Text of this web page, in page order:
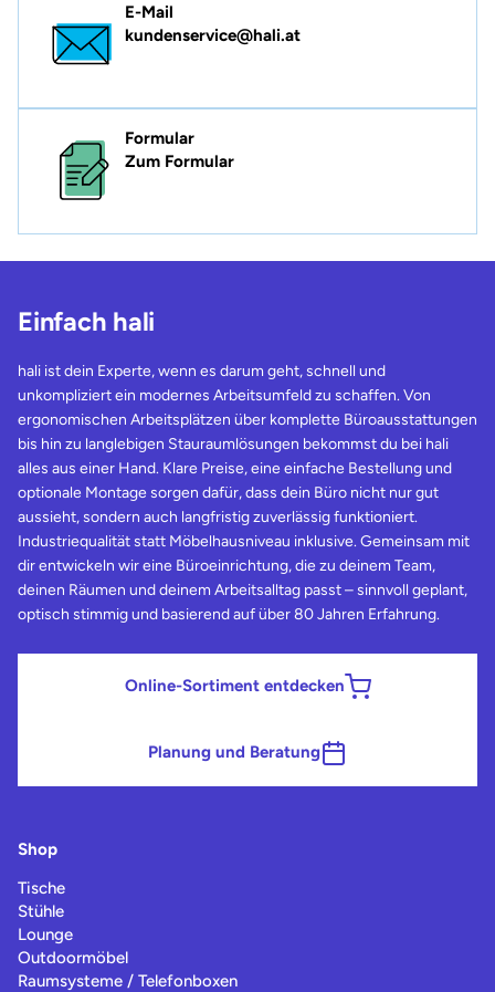
E-Mail
kundenservice@hali.at
Formular
Zum Formular
Einfach hali
hali ist dein Experte, wenn es darum geht, schnell und
unkompliziert ein modernes Arbeitsumfeld zu schaffen. Von
ergonomischen Arbeitsplätzen über komplette Büroausstattungen
bis hin zu langlebigen Stauraumlösungen bekommst du bei hali
alles aus einer Hand. Klare Preise, eine einfache Bestellung und
optionale Montage sorgen dafür, dass dein Büro nicht nur gut
aussieht, sondern auch langfristig zuverlässig funktioniert.
Industriequalität statt Möbelhausniveau inklusive. Gemeinsam mit
dir entwickeln wir eine Büroeinrichtung, die zu deinem Team,
deinen Räumen und deinem Arbeitsalltag passt – sinnvoll geplant,
optisch stimmig und basierend auf über 80 Jahren Erfahrung.
Online-Sortiment entdecken
Planung und Beratung
Shop
Tische
Stühle
Lounge
Outdoormöbel
Raumsysteme / Telefonboxen